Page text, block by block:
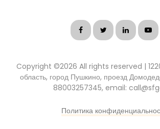
Copyright ©2026 All rights reserved |
область, город Пушкино, проезд
88003257345, email:
Политика